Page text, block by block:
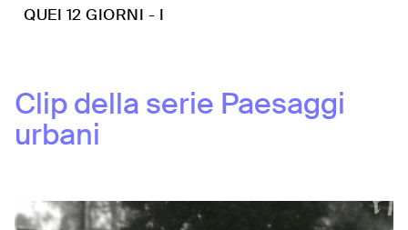
QUEI 12 GIORNI - I
Clip della serie Paesaggi
urbani